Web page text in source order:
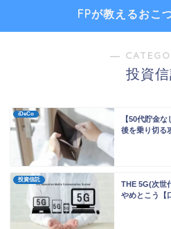
FPが教えるおこ
―
投資
iDeCo
【50代貯金
後を乗り切る
投資信託
THE 5G(次世
やめとこう【